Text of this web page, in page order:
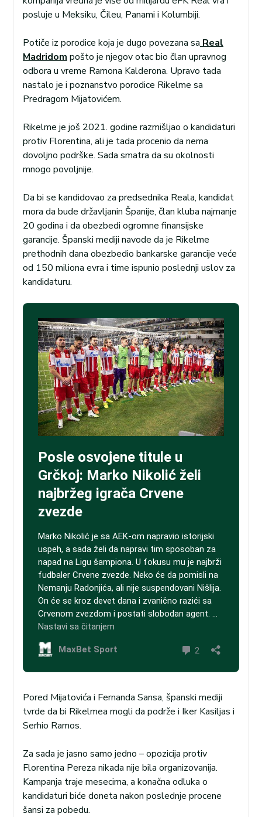
posluje u Meksiku, Čileu, Panami i Kolumbiji.
Potiče iz porodice koja je dugo povezana sa Real
Madridom pošto je njegov otac bio član upravnog
odbora u vreme Ramona Kalderona. Upravo tada
nastalo je i poznanstvo porodice Rikelme sa
Predragom Mijatovićem.
Rikelme je još 2021. godine razmišljao o kandidaturi
protiv Florentina, ali je tada procenio da nema
dovoljno podrške. Sada smatra da su okolnosti
mnogo povoljnije.
Da bi se kandidovao za predsednika Reala, kandidat
mora da bude državljanin Španije, član kluba najmanje
20 godina i da obezbedi ogromne finansijske
garancije. Španski mediji navode da je Rikelme
prethodnih dana obezbedio bankarske garancije veće
od 150 miliona evra i time ispunio poslednji uslov za
kandidaturu.
Pored Mijatovića i Fernanda Sansa, španski mediji
tvrde da bi Rikelmea mogli da podrže i Iker Kasiljas i
Serhio Ramos.
Za sada je jasno samo jedno – opozicija protiv
Florentina Pereza nikada nije bila organizovanija.
Kampanja traje mesecima, a konačna odluka o
kandidaturi biće doneta nakon poslednje procene
šansi za pobedu.